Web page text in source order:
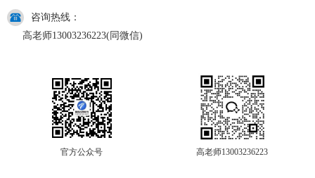
咨询热线：
高老师13003236223(同微信)
官方公众号 高老师13003236223